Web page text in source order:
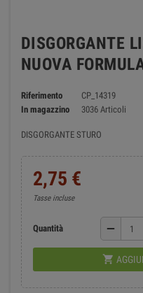
DISGORGANTE
NUOVA
Riferimento
CP_14319
In magazzino
3036 Articoli
DISGORGANTE STURO
2,75 €
Tasse incluse
Quantità remove
